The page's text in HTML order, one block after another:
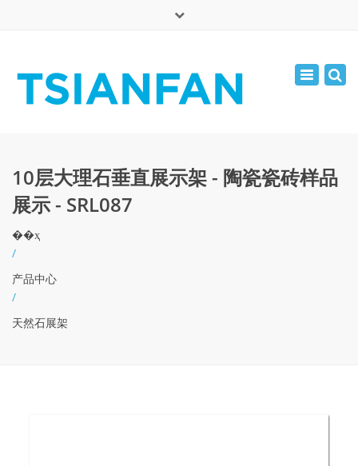
周一 - 周六: 7:00 - 17:00
Toggle
10层大理石垂直展示架 - 陶瓷瓷砖样品
展示 - SRL087
��ҳ
/
产品中心
/
天然石展架